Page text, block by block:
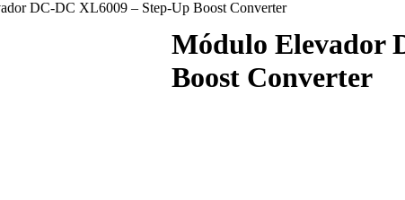
DC-DC XL6009 – Step-Up Boost Converter
Módulo Elevador
Boost Converter